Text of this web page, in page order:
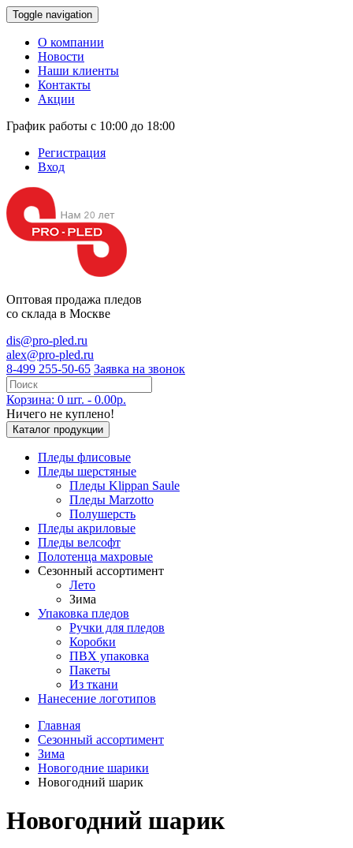
Toggle navigation
О компании
Новости
Наши клиенты
Контакты
Акции
График работы с 10:00 до 18:00
Регистрация
Вход
Оптовая продажа пледов
со склада в Москве
dis@pro-pled.ru
alex@pro-pled.ru
8-499 255-50-65 Заявка на звонок
Корзина: 0 шт. - 0.00р.
Ничего не куплено!
Каталог продукции
Пледы флисовые
Пледы шерстяные
Пледы Klippan Saule
Пледы Marzotto
Полушерсть
Пледы акриловые
Пледы велсофт
Полотенца махровые
Сезонный ассортимент
Лето
Зима
Упаковка пледов
Ручки для пледов
Коробки
ПВХ упаковка
Пакеты
Из ткани
Нанесение логотипов
Главная
Сезонный ассортимент
Зима
Новогодние шарики
Новогодний шарик
Новогодний шарик